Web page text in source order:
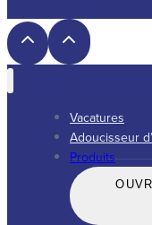
Vacatures
Adoucisseur
Produits